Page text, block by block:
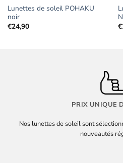
Lunettes de soleil POHAKU
noir
€24,90
€
PRIX UNIQUE
Nos lunettes de soleil sont
nouveautés